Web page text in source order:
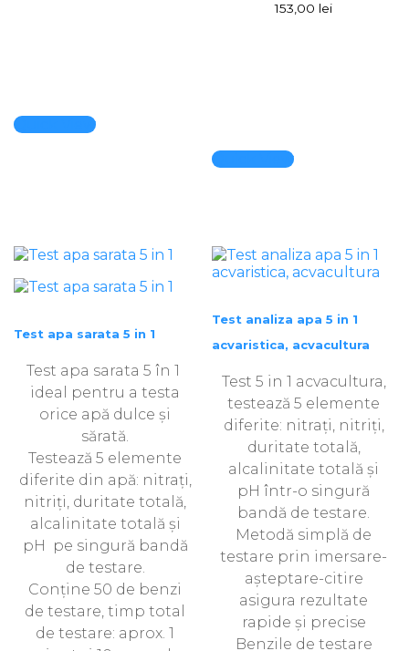
Quick View
153,00 lei
Quick View
Test apa sarata 5 in 1
Test apa sarata 5 în 1
ideal pentru a testa
orice apă dulce și
sărată.
Testează 5 elemente
diferite din apă: nitrați,
nitriți, duritate totală,
alcalinitate totală și
pH pe singură bandă
de testare.
Conține 50 de benzi
de testare, timp total
de testare: aprox. 1
Test analiza apa 5 in 1
acvaristica, acvacultura
Test 5 in 1 acvacultura,
testează 5 elemente
diferite: nitrați, nitriți,
duritate totală,
alcalinitate totală și
pH într-o singură
bandă de testare.
Metodă simplă de
testare prin imersare-
așteptare-citire
asigura rezultate
rapide și precise
Benzile de testare